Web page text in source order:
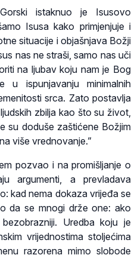
istaknuo je Isusovo
Isusa kako primjenjuje i
situacije i objašnjava Božji
nas ne straši, samo nas uči
na ljubav koju nam je Bog
u ispunjavanju minimalnih
srca. Zato postavlja
zbilja kao što su život,
su doduše zaštićene Božjim
više vrednovanje.”
pozvao i na promišljanje o
argumenti, a prevladava
kad nema dokaza vrijeđa se
da se mnogi drže one: ako
Uredba koju je
vrijednostima stoljećima
razorena mimo slobode